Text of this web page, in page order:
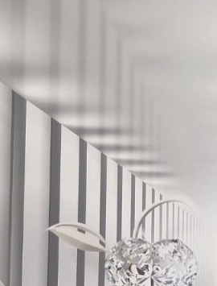
Materiais disponíveis
Standard
Vinil Premium
65 .00 .00€/m²